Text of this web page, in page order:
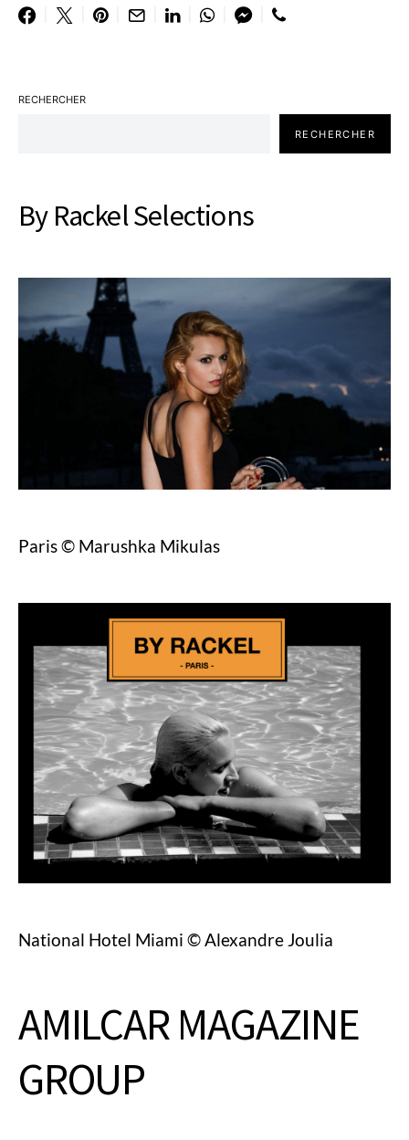
RECHERCHER
RECHERCHER
By Rackel Selections
Paris © Marushka Mikulas
National Hotel Miami © Alexandre Joulia
AMILCAR MAGAZINE
GROUP